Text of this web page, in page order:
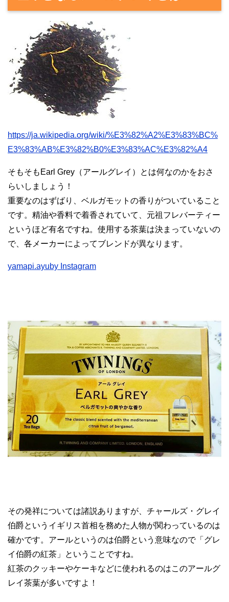
https://ja.wikipedia.org/wiki/%E3%82%A2%E3%83%BC%
E3%83%AB%E3%82%B0%E3%83%AC%E3%82%A4
そもそもEarl Grey（アールグレイ）とは何なのかをおさ
らいしましょう！
重要なのはずばり、ベルガモットの香りがついていること
です。精油や香料で着香されていて、元祖フレバーティー
というほど有名ですね。使用する茶葉は決まっていないの
で、各メーカーによってブレンドが異なります。
yamapi.ayuby Instagram
その発祥については諸説ありますが、チャールズ・グレイ
伯爵というイギリス首相を務めた人物が関わっているのは
確かです。アールというのは伯爵という意味なので「グレ
イ伯爵の紅茶」ということですね。
紅茶のクッキーやケーキなどに使われるのはこのアールグ
レイ茶葉が多いですよ！